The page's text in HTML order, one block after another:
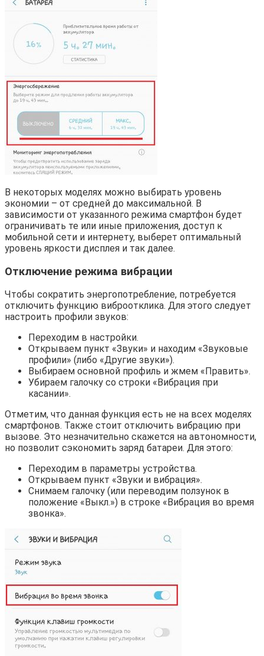
В некоторых моделях можно выбирать уровень
экономии – от средней до максимальной. В
зависимости от указанного режима смартфон будет
ограничивать те или иные приложения, доступ к
мобильной сети и интернету, выберет оптимальный
уровень яркости дисплея и так далее.
Отключение режима вибрации
Чтобы сократить энергопотребление, потребуется
отключить функцию виброотклика. Для этого следует
настроить профили звуков:
Переходим в настройки.
Открываем пункт «Звуки» и находим «Звуковые
профили» (либо «Другие звуки»).
Выбираем основной профиль и жмем «Править».
Убираем галочку со строки «Вибрация при
касании».
Отметим, что данная функция есть не на всех моделях
смартфонов. Также стоит отключить вибрацию при
вызове. Это незначительно скажется на автономности,
но позволит сэкономить заряд батареи. Для этого:
Переходим в параметры устройства.
Открываем пункт «Звуки и вибрация».
Снимаем галочку (или переводим ползунок в
положение «Выкл.») в строке «Вибрация во время
звонка».